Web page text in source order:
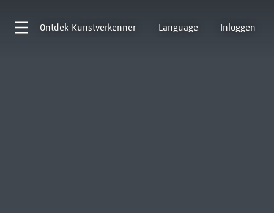
Ontdek Kunstverkenner Language Inloggen